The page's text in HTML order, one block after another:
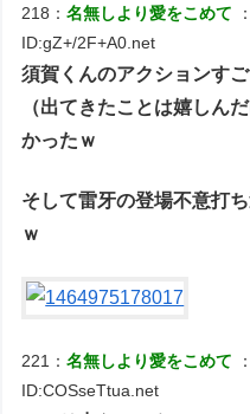
218：名無しより愛をこめて
ID:gZ+/2F+A0.net
須賀くんのアクションす
（出てきたことは嬉しん
かったｗ
そして雷牙の登場不意打
ｗ
221：名無しより愛をこめて
ID:COSseTtua.net